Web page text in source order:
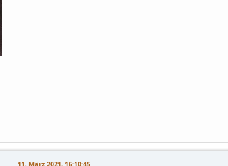
11. März 2021, 16:10:45